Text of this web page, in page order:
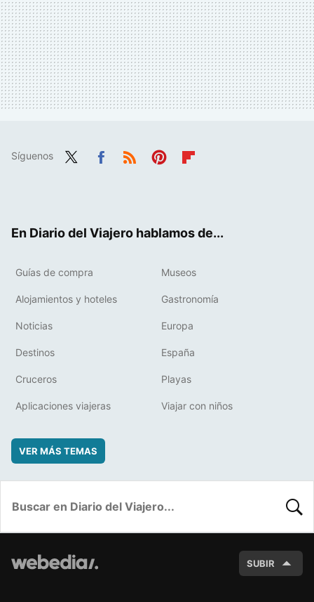
Síguenos
En Diario del Viajero hablamos de...
Guías de compra Museos
Alojamientos y hoteles Gastronomía
Noticias Europa
Destinos España
Cruceros Playas
Aplicaciones viajeras Viajar con niños
VER MÁS TEMAS
SUBIR